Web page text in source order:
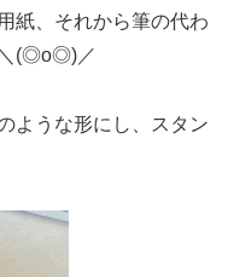
紙、それから筆の代わ
＼(◎o◎)／
ような形にし、スタン